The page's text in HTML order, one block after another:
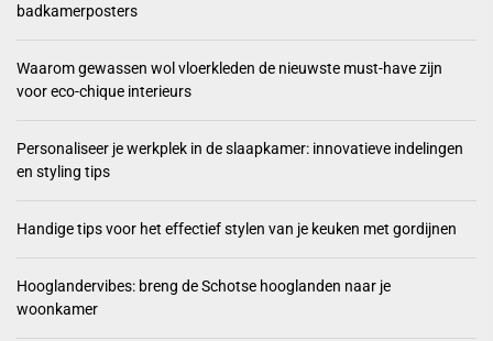
badkamerposters
Waarom gewassen wol vloerkleden de nieuwste must-have zijn
voor eco-chique interieurs
Personaliseer je werkplek in de slaapkamer: innovatieve indelingen
en styling tips
Handige tips voor het effectief stylen van je keuken met gordijnen
Hooglandervibes: breng de Schotse hooglanden naar je
woonkamer